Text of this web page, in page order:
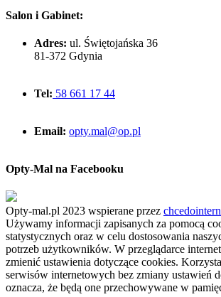
Salon i Gabinet:
Adres: ul. Świętojańska 36
81-372 Gdynia
Tel: 58 661 17 44
Email: opty.mal@op.pl
Opty-Mal na Facebooku
Opty-mal.pl 2023 wspierane przez
Używamy informacji zapisanych za pomocą
statystycznych oraz w celu dostosowania
potrzeb użytkowników. W przeglądarce
zmienić ustawienia dotyczące cookies.
serwisów internetowych bez zmiany ustawień
oznacza, że będą one przechowywane w